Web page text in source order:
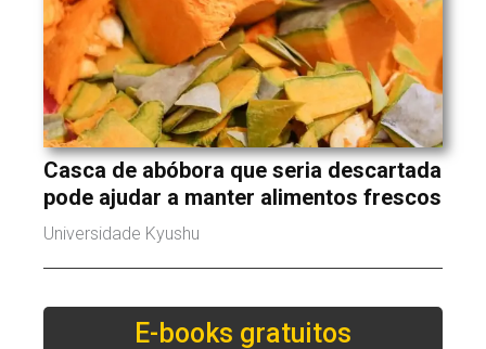
Casca de abóbora que seria descartada
pode ajudar a manter alimentos frescos
Universidade Kyushu
E-books gratuitos